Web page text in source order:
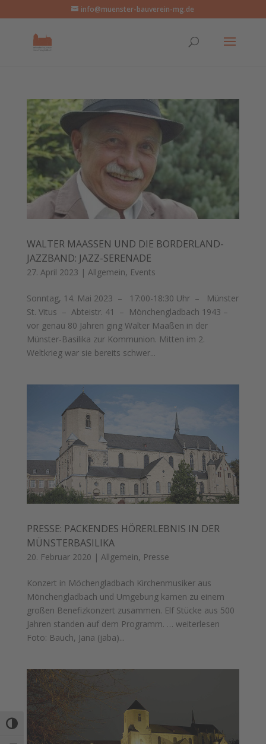
Umschalten auf hohe Kontraste
info@muenster-bauverein-mg.de
WALTER MAASSEN UND DIE BORDERLAND-J
AZZBAND: JAZZ-SERENADE
27. April 2023 | Allgemein, Events
Sonntag, 14. Mai 2023 – 17:00-18:30 Uhr – Münster
St. Vitus – Abteistr. 41 – Mönchengladbach 1943 –
vor genau 80 Jahren ging Walter Maaßen in der
Münster-Basilika zur Kommunion. Mitten im 2.
Weltkrieg war sie bereits schwer...
PRESSE: PACKENDES HÖRERLEBNIS IN DER
MÜNSTERBASILIKA
20. Februar 2020 | Allgemein, Presse
Konzert in Möchengladbach Kirchenmusiker aus
Mönchengladbach und Umgebung kamen zu einem
großen Benefizkonzert zusammen. Elf Stücke aus 500
Jahren standen auf dem Programm. … weiterlesen
Foto: Bauch, Jana (jaba)...